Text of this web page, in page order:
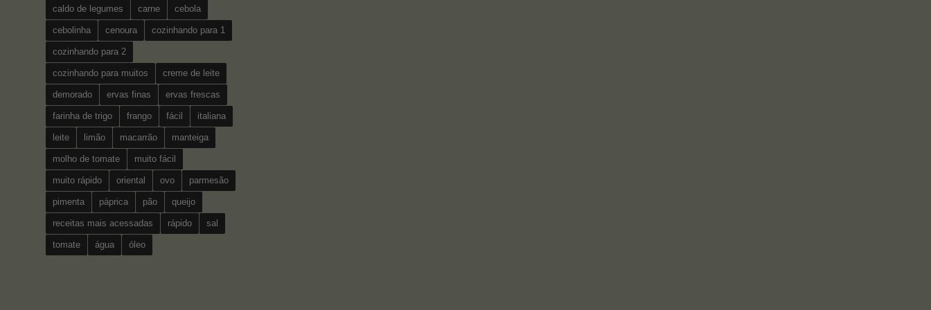
caldo de legumes carne cebola
cebolinha cenoura cozinhando para 1
cozinhando para 2
cozinhando para muitos creme de leite
demorado ervas finas ervas frescas
farinha de trigo frango fácil italiana
leite limão macarrão manteiga
molho de tomate muito fácil
muito rápido oriental ovo parmesão
pimenta páprica pão queijo
receitas mais acessadas rápido sal
tomate água óleo